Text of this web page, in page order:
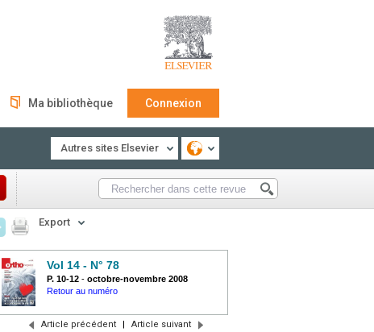
Ma bibliothèque Connexion
Autres sites Elsevier
Export
Vol 14 - N° 78
P. 10-12 - octobre-novembre 2008
Retour au numéro
Article précédent | Article suivant